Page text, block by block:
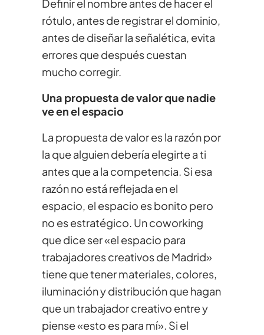
Definir el nombre antes de hacer el
rótulo, antes de registrar el dominio,
antes de diseñar la señalética, evita
errores que después cuestan
mucho corregir.
Una propuesta de valor que nadie
ve en el espacio
La propuesta de valor es la razón por
la que alguien debería elegirte a ti
antes que a la competencia. Si esa
razón no está reflejada en el
espacio, el espacio es bonito pero
no es estratégico. Un coworking
que dice ser «el espacio para
trabajadores creativos de Madrid»
tiene que tener materiales, colores,
iluminación y distribución que hagan
que un trabajador creativo entre y
piense «esto es para mí». Si el